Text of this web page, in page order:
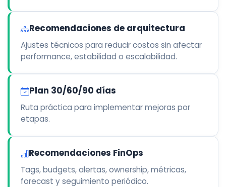
Recomendaciones de arquitectura
Ajustes técnicos para reducir costos sin afectar
performance, estabilidad o escalabilidad.
Plan 30/60/90 días
Ruta práctica para implementar mejoras por
etapas.
Recomendaciones FinOps
Tags, budgets, alertas, ownership, métricas,
forecast y seguimiento periódico.